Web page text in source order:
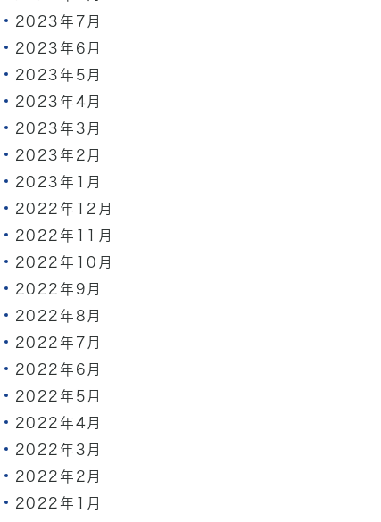
2023年7月
2023年6月
2023年5月
2023年4月
2023年3月
2023年2月
2023年1月
2022年12月
2022年11月
2022年10月
2022年9月
2022年8月
2022年7月
2022年6月
2022年5月
2022年4月
2022年3月
2022年2月
2022年1月